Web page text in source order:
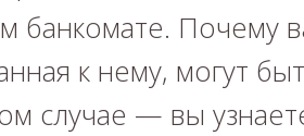
банкомате. Почему
к нему, могут
случае — вы